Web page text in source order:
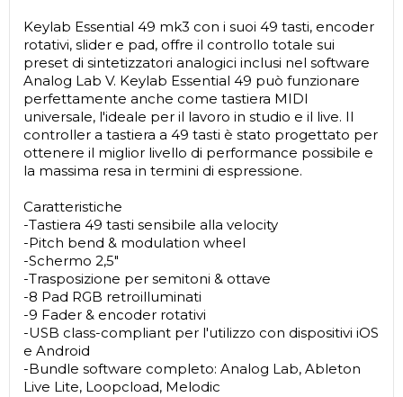
Keylab Essential 49 mk3 con i suoi 49 tasti, encoder
rotativi, slider e pad, offre il controllo totale sui
preset di sintetizzatori analogici inclusi nel software
Analog Lab V. Keylab Essential 49 può funzionare
perfettamente anche come tastiera MIDI
universale, l'ideale per il lavoro in studio e il live. Il
controller a tastiera a 49 tasti è stato progettato per
ottenere il miglior livello di performance possibile e
la massima resa in termini di espressione.
Caratteristiche
-Tastiera 49 tasti sensibile alla velocity
-Pitch bend & modulation wheel
-Schermo 2,5"
-Trasposizione per semitoni & ottave
-8 Pad RGB retroilluminati
-9 Fader & encoder rotativi
-USB class-compliant per l'utilizzo con dispositivi iOS
e Android
-Bundle software completo: Analog Lab, Ableton
Live Lite, Loopcload, Melodic